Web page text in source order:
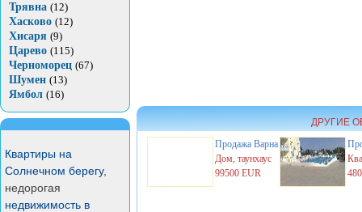
Трявна (12)
Хасково (12)
Хисаря (9)
Царево (115)
Черноморец (67)
Шумен (13)
Ямбол (16)
Квартиры на
Солнечном берегу,
недорогая
недвижимость в
ДРУГИЕ
Продажа Варна
Дом, таунхаус
99500 EUR